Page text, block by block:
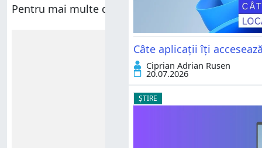
Pentru mai multe detalii, citește această știre:
Câte aplicații îți
Ciprian Adrian Rusen
20.07.2026
ȘTIRE